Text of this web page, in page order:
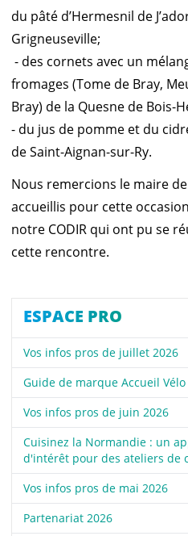
du pâté d’Hermesnil de
Grigneuseville;
- des cornets avec un
fromages (Tome de Bray,
Bray) de la Quesne de Bois-
- du jus de pomme et du
de Saint-Aignan-sur-Ry.
Nous remercions le maire
accueillis pour cette
notre CODIR qui ont pu se
cette rencontre.
ESPACE PRO
Vos infos pros de juillet 2026
Guide de marque Accueil Vélo
Vos infos pros de juin 2026
Cuisinez la Normandie : un
d'intérêt pour des ateliers de
Vos infos pros de mai 2026
Partenariat 2026